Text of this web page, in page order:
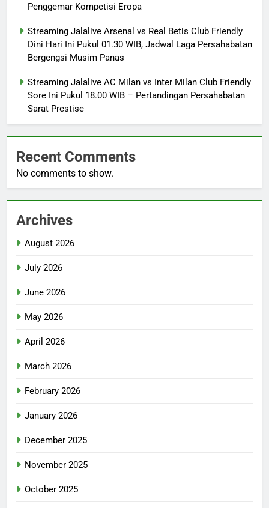
Penggemar Kompetisi Eropa
Streaming Jalalive Arsenal vs Real Betis Club Friendly
Dini Hari Ini Pukul 01.30 WIB, Jadwal Laga Persahabatan
Bergengsi Musim Panas
Streaming Jalalive AC Milan vs Inter Milan Club Friendly
Sore Ini Pukul 18.00 WIB – Pertandingan Persahabatan
Sarat Prestise
Recent Comments
No comments to show.
Archives
August 2026
July 2026
June 2026
May 2026
April 2026
March 2026
February 2026
January 2026
December 2025
November 2025
October 2025